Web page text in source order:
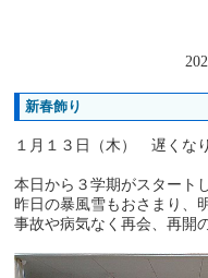
新春飾り
１月１３日（木） 遅くな
本日から３学期がスタート
昨日の暴風雪もおさまり、
事故や病気なく再会、再開